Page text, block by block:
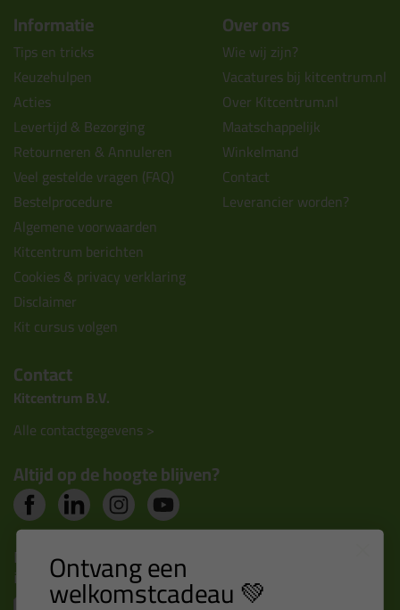
Informatie
Tips en tricks
Keuzehulpen
Acties
Levertijd & Bezorging
Retourneren & Annuleren
Veel gestelde vragen (FAQ)
Bestelprocedure
Algemene voorwaarden
Kitcentrum berichten
Cookies & privacy verklaring
Disclaimer
Kit cursus volgen
Over ons
Wie wij zijn?
Vacatures bij kitcentrum.nl
Over Kitcentrum.nl
Maatschappelijk
Winkelmand
Contact
Leverancier worden?
Contact
Kitcentrum B.V.
Alle contactgegevens >
Altijd op de hoogte blijven?
Nieuws, tips en exclusieve deals rechtstreeks in je
inbox Ontvang een
welkomstcadeau 💚